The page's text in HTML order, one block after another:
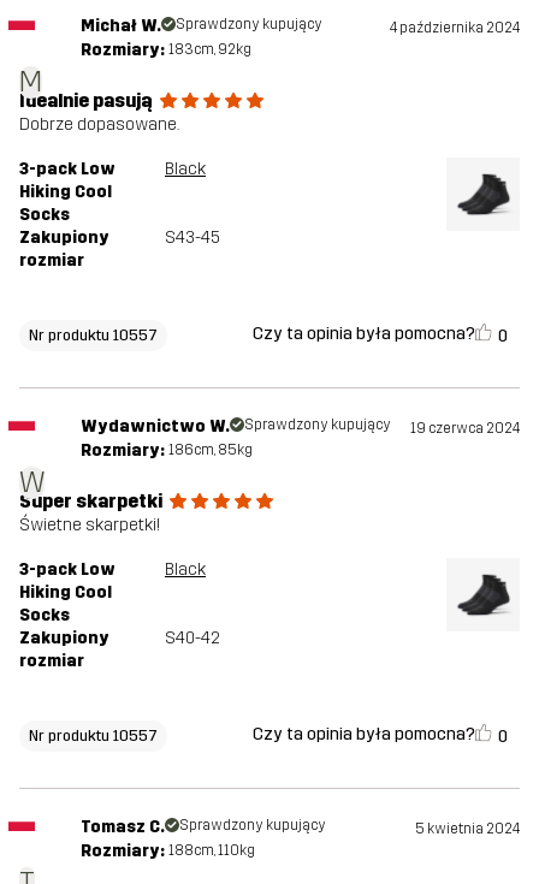
M
Michał W. Sprawdzony kupujący 4 października 2024
Rozmiary: 183cm, 92kg
Idealnie pasują
Dobrze dopasowane.
3-pack Low
Hiking Cool
Socks
Black
Zakupiony
rozmiar
S43-45
Nr produktu 10557 Czy ta opinia była pomocna? 0
W
Wydawnictwo W. Sprawdzony kupujący 19 czerwca 2024
Rozmiary: 186cm, 85kg
Super skarpetki
Świetne skarpetki!
3-pack Low
Hiking Cool
Socks
Black
Zakupiony
rozmiar
S40-42
Nr produktu 10557 Czy ta opinia była pomocna? 0
Tomasz C. Sprawdzony kupujący 5 kwietnia 2024
Rozmiary: 188cm, 110kg